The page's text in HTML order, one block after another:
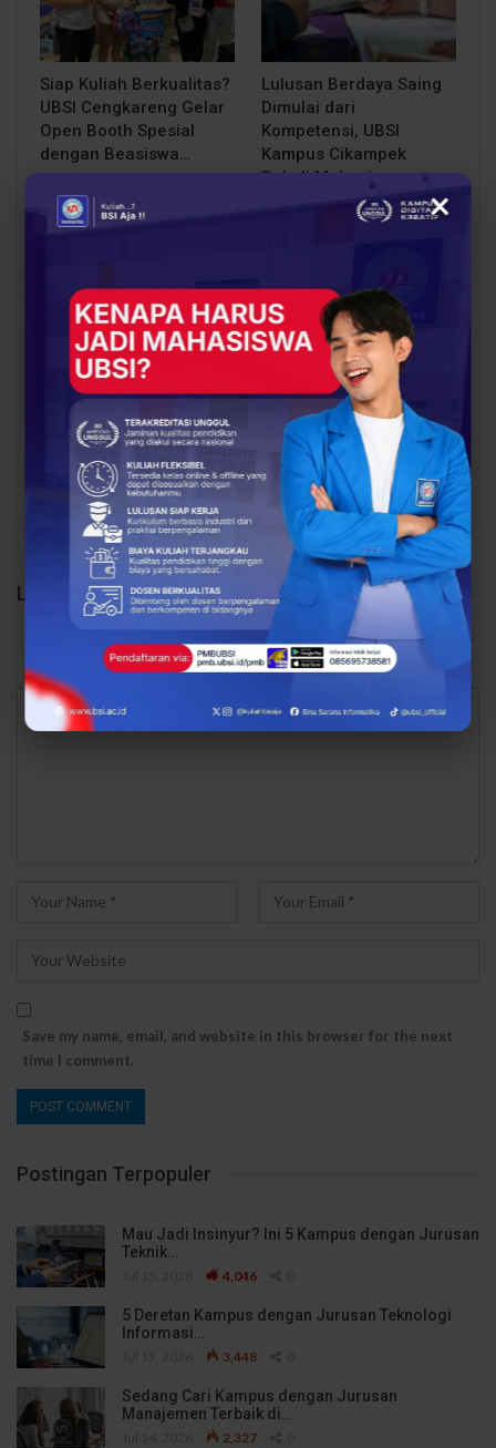
Siap Kuliah Berkualitas?
UBSI Cengkareng Gelar
Open Booth Spesial
dengan Beasiswa…
Lulusan Berdaya Saing
Dimulai dari
Kompetensi, UBSI
Kampus Cikampek
Bekali Mahasiswa…
EVENT
Mahasiswa UBSI Punya
Ide Bisnis? Saatnya
Unjuk Gigi di
PERTAMUDA 2026, Ikuti…
Proses Belajar di UBSI
yang Mendukung
Mahasiswa Lebih Siap
Kerja
PREV NEXT
LEAVE A REPLY
Your email address will not be published.
Save my name, email, and website in this browser for the next
time I comment.
Postingan Terpopuler
Mau Jadi Insinyur? Ini 5 Kampus dengan Jurusan
Teknik…
4,046
5 Deretan Kampus dengan Jurusan Teknologi
Informasi…
3,448
Sedang Cari Kampus dengan Jurusan
Manajemen Terbaik di…
2,327
×